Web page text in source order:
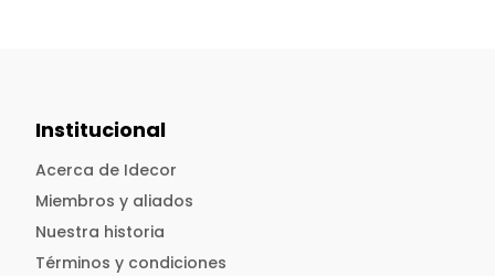
Institucional
Acerca de Idecor
Miembros y aliados
Nuestra historia
Términos y condiciones